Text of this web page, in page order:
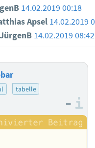
14.02.2019 00:18
Apsel 14.02.2019
14.02.2019 08:42
tabelle
–